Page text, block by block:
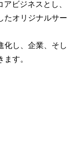
ビジネスとし、
たオリジナルサー
化し、企業、そし
す。